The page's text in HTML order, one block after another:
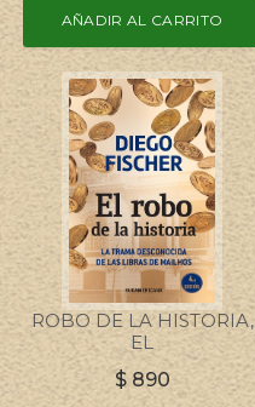
AÑADIR AL CARRITO
ROBO DE LA HISTORIA,
EL
$ 890